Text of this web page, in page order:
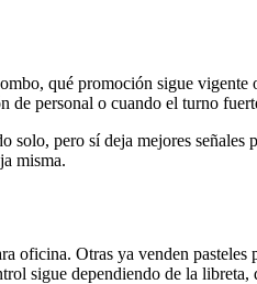
qué promoción sigue
personal o cuando el turno
pero sí deja mejores
misma.
Otras ya venden pasteles
sigue dependiendo de la